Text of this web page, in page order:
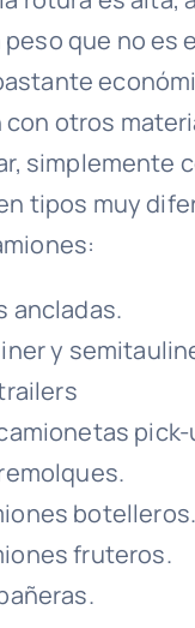
que no es
otros
simplemente
tipos muy
ancladas.
y
pick-
botelleros.
fruteros.